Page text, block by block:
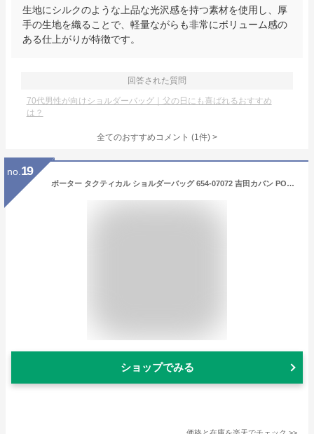
生地にシルクのような上品な光沢感を持つ素材を使用し、厚
手の生地を織ることで、軽量ながらも非常にボリューム感の
ある仕上がりが特徴です。
回答された質問
70代男性が向けショルダーバッグ｜父の日にも喜ばれるおすすめ
は？
全てのおすすめコメント (1件) >
no. 19
ポーター タクティカル ショルダーバッグ 654-07072 吉田カバン PORTER TACTICAL 斜めがけ 小さめ SHOULDER BAG ファスナー 防水 軽量 軽い カジュアル メンズ レディース
ショップでみる